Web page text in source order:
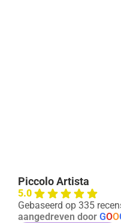
Piccolo Artista
5.0
Gebaseerd op 335
aangedreven door GOO